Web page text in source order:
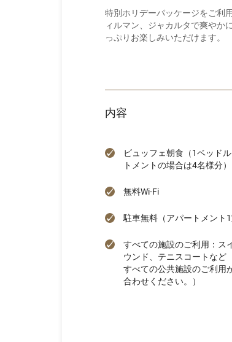
特別ホリデーパッケージをご利
ィルマン、ジャカルタで爽やか
っぷりお楽しみいただけます。
内容
ビュッフェ朝食（1ベッド
トメントの場合は4名様分）
無料Wi-Fi
駐車無料（アパートメント1
すべての施設のご利用：ス
ウンド、テニスコートなど
すべての公共施設のご利用
合わせください。）